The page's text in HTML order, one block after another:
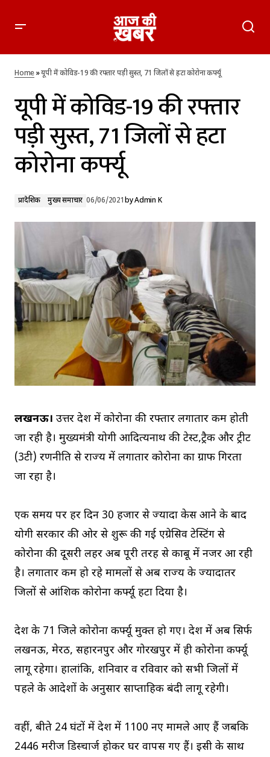
यूपी में कोविड-19 की रफ्तार पड़ी सुस्त, 71 जिलों से हटा कोरोना कर्फ्यू
Home»यूपी में कोविड-19 की रफ्तार पड़ी सुस्त, 71 जिलों से हटा कोरोना कर्फ्यू
यूपी में कोविड-19 की रफ्तार
पड़ी सुस्त, 71 जिलों से हटा
कोरोना कर्फ्यू
प्रादेशिक मुख्य समाचार 06/06/2021byAdmin K
लखनऊ। उत्तर प्रदेश में कोरोना की रफ्तार लगातार कम होती
जा रही है। मुख्यमंत्री योगी आदित्यनाथ की टेस्ट,ट्रैक और ट्रीट
(3टी) रणनीति से राज्य में लगातार कोरोना का ग्राफ गिरता
जा रहा है।
एक समय पर हर दिन 30 हजार से ज्यादा केस आने के बाद
योगी सरकार की ओर से शुरू की गई एग्रेसिव टेस्टिंग से
कोरोना की दूसरी लहर अब पूरी तरह से काबू में नजर आ रही
है। लगातार कम हो रहे मामलों से अब राज्य के ज्यादातर
जिलों से आंशिक कोरोना कर्फ्यू हटा दिया है।
प्रदेश के 71 जिले कोरोना कर्फ्यू मुक्त हो गए। प्रदेश में अब सिर्फ
लखनऊ, मेरठ, सहारनपुर और गोरखपुर में ही कोरोना कर्फ्यू
लागू रहेगा। हालांकि, शनिवार व रविवार को सभी जिलों में
पहले के आदेशों के अनुसार साप्ताहिक बंदी लागू रहेगी।
वहीं, बीते 24 घंटों में प्रदेश में 1100 नए मामले आए हैं जबकि
2446 मरीज डिस्चार्ज होकर घर वापस गए हैं। इसी के साथ